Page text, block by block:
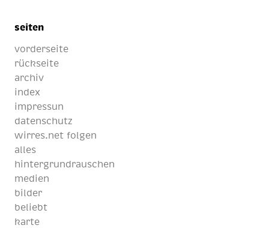
seiten
vorderseite
rückseite
archiv
index
impressun
datenschutz
wirres.net folgen
alles
hintergrundrauschen
medien
bilder
beliebt
karte